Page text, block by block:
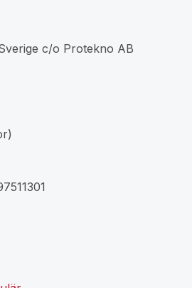
c/o Protekno AB